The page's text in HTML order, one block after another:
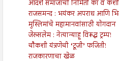
आदर्श समाजाची निर्मिती का व
राजसमन्द : भयंकर अपराध आणि
मुस्लिमांचे महामानवांसाठी योगदान
जेरुसलेम : नेत्यान्याहू विरूद्ध ट्रम्प!
चौकशी यंत्रणेची ‘टूजी’ फजिती!
राजकारणाचा खेळ